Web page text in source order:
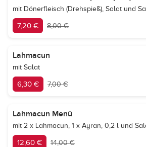
mit Dönerfleisch (Drehspieß), Salat und
7,20 € 8,00 €
Lahmacun
mit Salat
6,30 € 7,00 €
Lahmacun Menü
mit 2 x Lahmacun, 1 x Ayran, 0,2 l und
12,60 € 14,00 €